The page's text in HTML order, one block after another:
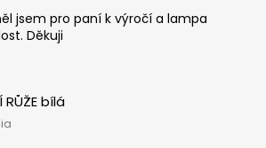
jsem pro paní k výročí a lampa
Děkuji
RŮŽE bílá
produktu je 5 z 5 hvězdiček.